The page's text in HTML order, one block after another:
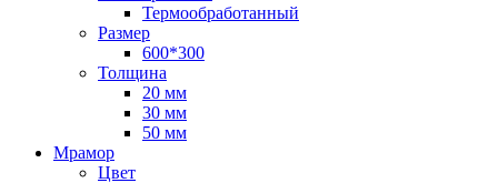
Термообработанный
Размер
600*300
Толщина
20 мм
30 мм
50 мм
Мрамор
Цвет